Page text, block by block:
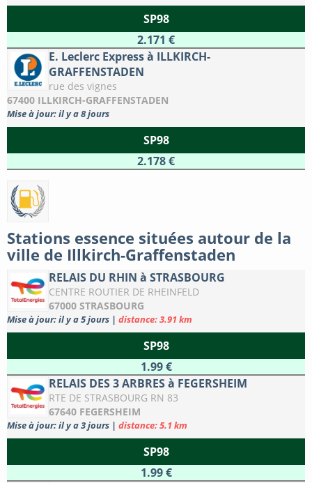
SP98
2.171 €
E. Leclerc Express à ILLKIRCH-
GRAFFENSTADEN
rue des vignes
67400 ILLKIRCH-GRAFFENSTADEN
Mise à jour: il y a 8 jours
SP98
2.178 €
Stations essence situées autour de la
ville de Illkirch-Graffenstaden
RELAIS DU RHIN à STRASBOURG
CENTRE ROUTIER DE RHEINFELD
67000 STRASBOURG
Mise à jour: il y a 5 jours | distance: 3.91 km
SP98
1.99 €
RELAIS DES 3 ARBRES à FEGERSHEIM
RTE DE STRASBOURG RN 83
67640 FEGERSHEIM
Mise à jour: il y a 3 jours | distance: 5.1 km
SP98
1.99 €